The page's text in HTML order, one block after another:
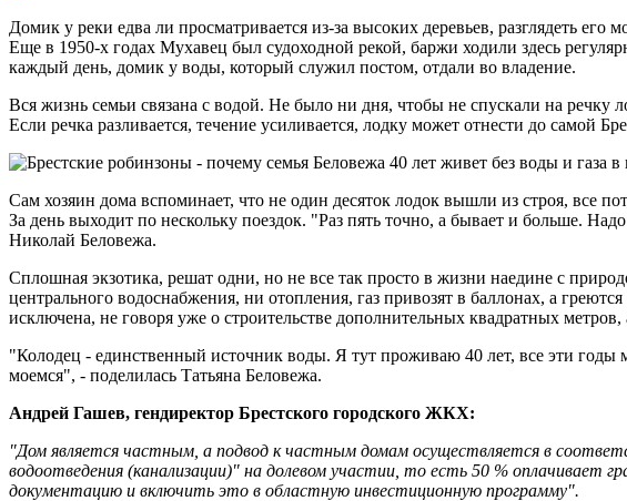
Домик у реки едва ли просматривается из-за высоких деревьев, разглядеть
Еще в 1950-х годах Мухавец был судоходной рекой, баржи ходили здесь
каждый день, домик у воды, который служил постом, отдали во владение.
Вся жизнь семьи связана с водой. Не было ни дня, чтобы не спускали на речку
Если речка разливается, течение усиливается, лодку может отнести до самой
Сам хозяин дома вспоминает, что не один десяток лодок вышли из строя, все
За день выходит по нескольку поездок. "Раз пять точно, а бывает и больше.
Николай Беловежа.
Сплошная экзотика, решат одни, но не все так просто в жизни наедине с
центрального водоснабжения, ни отопления, газ привозят в баллонах, а
исключена, не говоря уже о строительстве дополнительных квадратных
"Колодец - единственный источник воды. Я тут проживаю 40 лет, все эти годы
моемся", - поделилась Татьяна Беловежа.
Андрей Гашев, гендиректор Брестского городского ЖКХ:
"Дом является частным, а подвод к частным домам осуществляется в
водоотведения (канализации)" на долевом участии, то есть 50 %
документацию и включить это в областную инвестиционную программу".